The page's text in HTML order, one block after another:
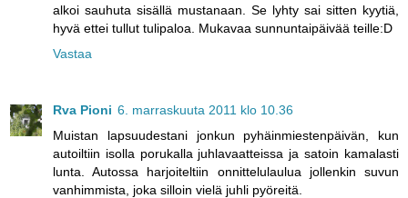
alkoi sauhuta sisällä mustanaan. Se lyhty sai sitten kyytiä,
hyvä ettei tullut tulipaloa. Mukavaa sunnuntaipäivää teille:D
Vastaa
Rva Pioni 6. marraskuuta 2011 klo 10.36
Muistan lapsuudestani jonkun pyhäinmiestenpäivän, kun
autoiltiin isolla porukalla juhlavaatteissa ja satoin kamalasti
lunta. Autossa harjoiteltiin onnittelulaulua jollenkin suvun
vanhimmista, joka silloin vielä juhli pyöreitä.